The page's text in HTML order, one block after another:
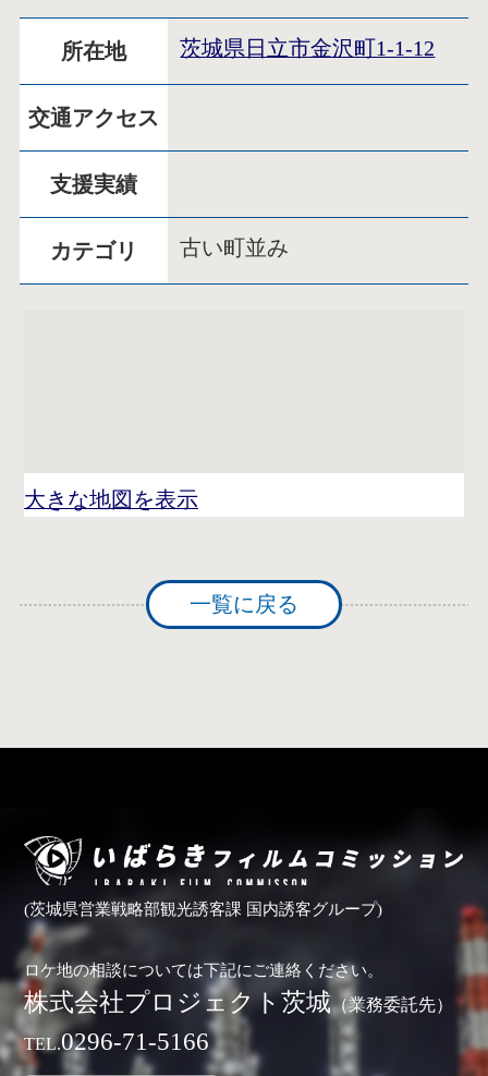
所在地 茨城県日立市金沢町1-1-12
交通アクセス
支援実績
カテゴリ 古い町並み
大きな地図を表示
一覧に戻る
(茨城県営業戦略部観光誘客課 国内誘客グループ)
ロケ地の相談については下記にご連絡ください。
株式会社プロジェクト茨城（業務委託先）
TEL.0296-71-5166